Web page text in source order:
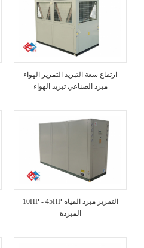
ارتفاع سعة التبريد التمرير الهواء
مبرد الصناعي تبريد الهواء
10HP - 45HP التمرير مبرد المياه
المبردة